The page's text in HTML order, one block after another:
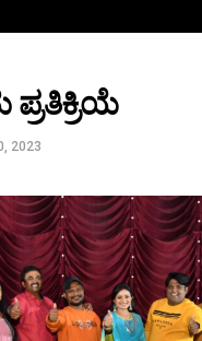
ಪ್ರತಿಕ್ರಿಯೆ
2023